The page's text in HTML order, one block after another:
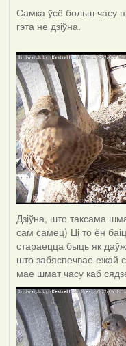
Самка ўсё больш часу
гэта не дзіўна.
Дзіўна, што таксама
сам самец) Ці то ён
стараецца быць як
што забяспечвае ежай
мае шмат часу каб